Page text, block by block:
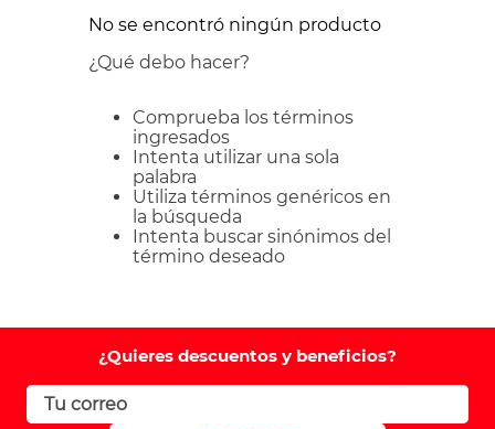
No se encontró ningún producto
¿Qué debo hacer?
Comprueba los términos
ingresados
Intenta utilizar una sola
palabra
Utiliza términos genéricos en
la búsqueda
Intenta buscar sinónimos del
término deseado
¿Quieres descuentos y beneficios?